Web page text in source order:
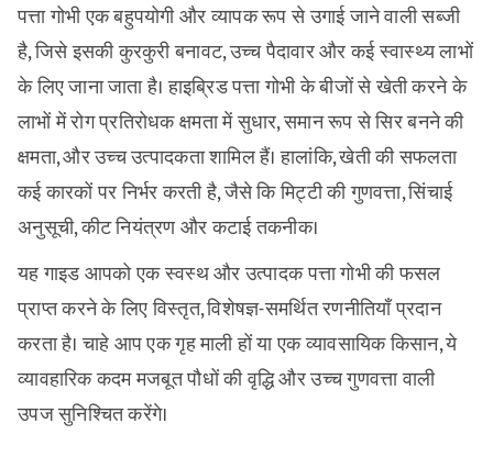
पत्ता गोभी एक बहुपयोगी और व्यापक रूप से उगाई जाने वाली सब्जी
है, जिसे इसकी कुरकुरी बनावट, उच्च पैदावार और कई स्वास्थ्य लाभों
के लिए जाना जाता है। हाइब्रिड पत्ता गोभी के बीजों से खेती करने के
लाभों में रोग प्रतिरोधक क्षमता में सुधार, समान रूप से सिर बनने की
क्षमता, और उच्च उत्पादकता शामिल हैं। हालांकि, खेती की सफलता
कई कारकों पर निर्भर करती है, जैसे कि मिट्टी की गुणवत्ता, सिंचाई
अनुसूची, कीट नियंत्रण और कटाई तकनीक।
यह गाइड आपको एक स्वस्थ और उत्पादक पत्ता गोभी की फसल
प्राप्त करने के लिए विस्तृत, विशेषज्ञ-समर्थित रणनीतियाँ प्रदान
करता है। चाहे आप एक गृह माली हों या एक व्यावसायिक किसान, ये
व्यावहारिक कदम मजबूत पौधों की वृद्धि और उच्च गुणवत्ता वाली
उपज सुनिश्चित करेंगे।